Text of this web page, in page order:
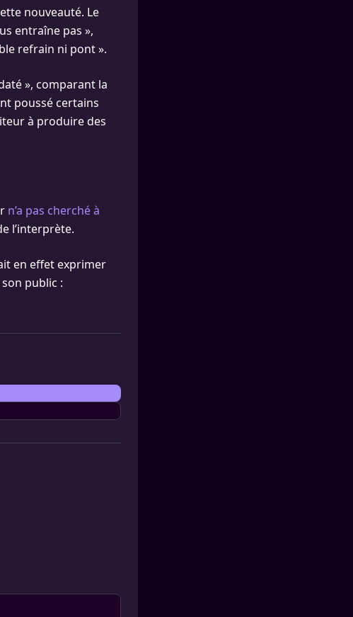
nouveauté. Le
entraîne pas »,
refrain ni pont ».
», comparant la
poussé certains
à produire des
n’a pas cherché à
l’interprète.
en effet exprimer
public :